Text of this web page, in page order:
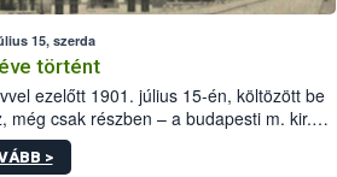
15, szerda
történt
ezelőtt 1901. július 15-én, költözött be
még csak részben – a budapesti m. kir.
állomás a Kis Rókus utca
alatti, Czigler Győző által tervezett új
>